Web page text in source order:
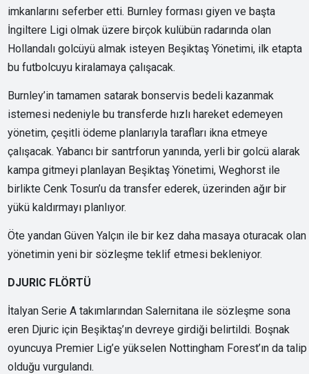
imkanlarını seferber etti. Burnley forması giyen ve başta
İngiltere Ligi olmak üzere birçok kulübün radarında olan
Hollandalı golcüyü almak isteyen Beşiktaş Yönetimi, ilk etapta
bu futbolcuyu kiralamaya çalışacak.
Burnley’in tamamen satarak bonservis bedeli kazanmak
istemesi nedeniyle bu transferde hızlı hareket edemeyen
yönetim, çeşitli ödeme planlarıyla tarafları ikna etmeye
çalışacak. Yabancı bir santrforun yanında, yerli bir golcü alarak
kampa gitmeyi planlayan Beşiktaş Yönetimi, Weghorst ile
birlikte Cenk Tosun’u da transfer ederek, üzerinden ağır bir
yükü kaldırmayı planlıyor.
Öte yandan Güven Yalçın ile bir kez daha masaya oturacak olan
yönetimin yeni bir sözleşme teklif etmesi bekleniyor.
DJURIC FLÖRTÜ
İtalyan Serie A takımlarından Salernitana ile sözleşme sona
eren Djuric için Beşiktaş’ın devreye girdiği belirtildi. Boşnak
oyuncuya Premier Lig’e yükselen Nottingham Forest’ın da talip
olduğu vurgulandı.